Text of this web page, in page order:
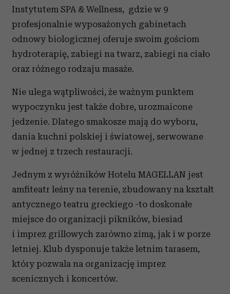
Instytutem SPA & Wellness, gdzie w 9
profesjonalnie wyposażonych gabinetach
odnowy biologicznej oferuje swoim gościom
hydroterapię, zabiegi na twarz, zabiegi na ciało
oraz różnego rodzaju masaże.
Nie ulega wątpliwości, że ważnym punktem
wypoczynku jest także dobre, urozmaicone
jedzenie. Dlatego smakosze mają do wyboru,
dania kuchni polskiej i światowej, serwowane
w jednej z trzech restauracji.
Jednym z wyróżników Hotelu MAGELLAN jest
amfiteatr leśny na terenie, zbudowany na kształt
antycznego teatru greckiego -to doskonałe
miejsce do organizacji pikników, biesiad
i imprez grillowych zarówno zimą, jak i w porze
letniej. Klub dysponuje także letnim tarasem,
który pozwala na organizację imprez
scenicznych i koncertów.